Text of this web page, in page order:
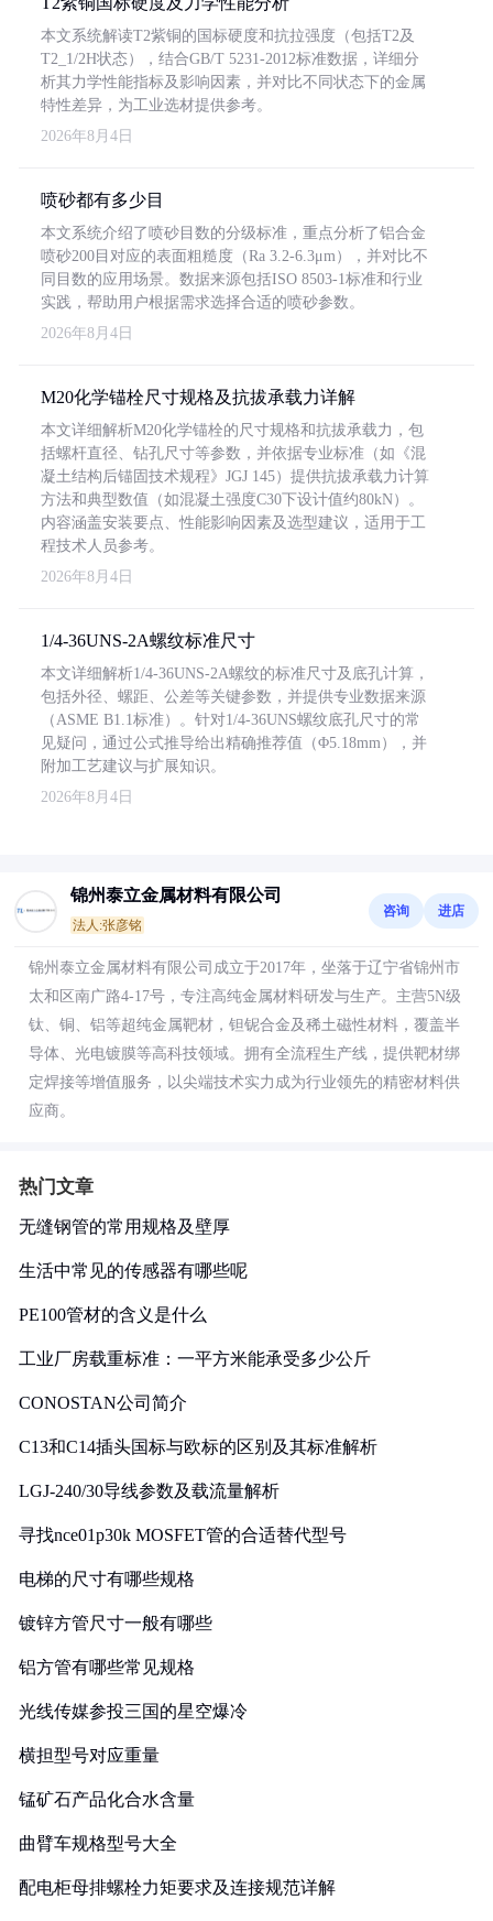
本文系统解读T2紫铜的国标硬度和抗拉强度（包括T2及
T2_1/2H状态），结合GB/T 5231-2012标准数据，详细分
析其力学性能指标及影响因素，并对比不同状态下的金属
特性差异，为工业选材提供参考。
2026年8月4日
喷砂都有多少目
本文系统介绍了喷砂目数的分级标准，重点分析了铝合金
喷砂200目对应的表面粗糙度（Ra 3.2-6.3μm），并对比不
同目数的应用场景。数据来源包括ISO 8503-1标准和行业
实践，帮助用户根据需求选择合适的喷砂参数。
2026年8月4日
M20化学锚栓尺寸规格及抗拔承载力详解
本文详细解析M20化学锚栓的尺寸规格和抗拔承载力，包
括螺杆直径、钻孔尺寸等参数，并依据专业标准（如《混
凝土结构后锚固技术规程》JGJ 145）提供抗拔承载力计算
方法和典型数值（如混凝土强度C30下设计值约80kN）。
内容涵盖安装要点、性能影响因素及选型建议，适用于工
程技术人员参考。
2026年8月4日
1/4-36UNS-2A螺纹标准尺寸
本文详细解析1/4-36UNS-2A螺纹的标准尺寸及底孔计算，
包括外径、螺距、公差等关键参数，并提供专业数据来源
（ASME B1.1标准）。针对1/4-36UNS螺纹底孔尺寸的常
见疑问，通过公式推导给出精确推荐值（Φ5.18mm），并
附加工艺建议与扩展知识。
2026年8月4日
锦州泰立金属材料有限公司
法人:张彦铭
咨询 进店
锦州泰立金属材料有限公司成立于2017年，坐落于辽宁省锦州市
太和区南广路4-17号，专注高纯金属材料研发与生产。主营5N级
钛、铜、铝等超纯金属靶材，钽铌合金及稀土磁性材料，覆盖半
导体、光电镀膜等高科技领域。拥有全流程生产线，提供靶材绑
定焊接等增值服务，以尖端技术实力成为行业领先的精密材料供
应商。
热门文章
无缝钢管的常用规格及壁厚
生活中常见的传感器有哪些呢
PE100管材的含义是什么
工业厂房载重标准：一平方米能承受多少公斤
CONOSTAN公司简介
C13和C14插头国标与欧标的区别及其标准解析
LGJ-240/30导线参数及载流量解析
寻找nce01p30k MOSFET管的合适替代型号
电梯的尺寸有哪些规格
镀锌方管尺寸一般有哪些
铝方管有哪些常见规格
光线传媒参投三国的星空爆冷
横担型号对应重量
锰矿石产品化合水含量
曲臂车规格型号大全
配电柜母排螺栓力矩要求及连接规范详解